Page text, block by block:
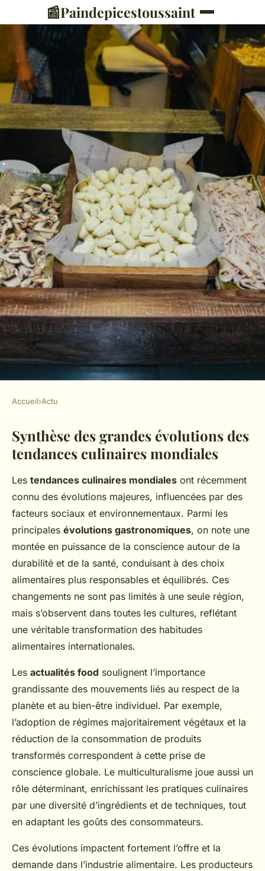
📰Paindepicestoussaint
Quelles sont les évolutions
actuelles des tendances
culinaires à travers le monde ?
Charles • 23 avril 2025 • 5 min de lecture
Accueil›Actu
Synthèse des grandes évolutions des
tendances culinaires mondiales
Les tendances culinaires mondiales ont récemment
connu des évolutions majeures, influencées par des
facteurs sociaux et environnementaux. Parmi les
principales évolutions gastronomiques, on note une
montée en puissance de la conscience autour de la
durabilité et de la santé, conduisant à des choix
alimentaires plus responsables et équilibrés. Ces
changements ne sont pas limités à une seule région,
mais s’observent dans toutes les cultures, reflétant
une véritable transformation des habitudes
alimentaires internationales.
Les actualités food soulignent l’importance
grandissante des mouvements liés au respect de la
planète et au bien-être individuel. Par exemple,
l’adoption de régimes majoritairement végétaux et la
réduction de la consommation de produits
transformés correspondent à cette prise de
conscience globale. Le multiculturalisme joue aussi un
rôle déterminant, enrichissant les pratiques culinaires
par une diversité d’ingrédients et de techniques, tout
en adaptant les goûts des consommateurs.
Ces évolutions impactent fortement l’offre et la
demande dans l’industrie alimentaire. Les producteurs